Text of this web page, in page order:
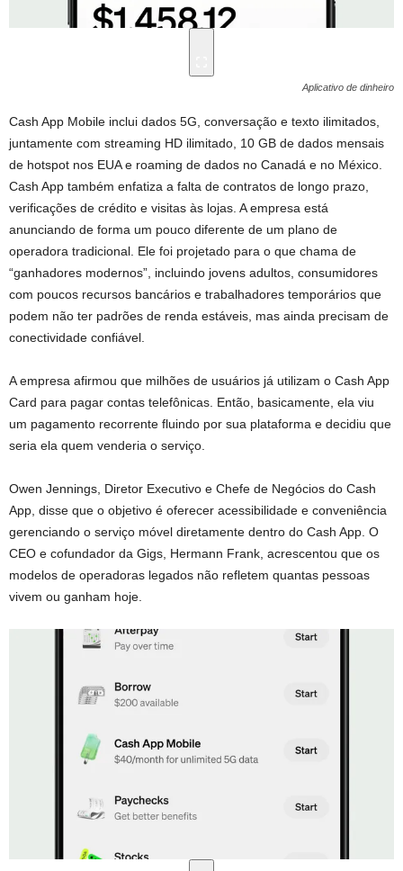
Aplicativo de dinheiro
Cash App Mobile inclui dados 5G, conversação e texto ilimitados,
juntamente com streaming HD ilimitado, 10 GB de dados mensais
de hotspot nos EUA e roaming de dados no Canadá e no México.
Cash App também enfatiza a falta de contratos de longo prazo,
verificações de crédito e visitas às lojas. A empresa está
anunciando de forma um pouco diferente de um plano de
operadora tradicional. Ele foi projetado para o que chama de
“ganhadores modernos”, incluindo jovens adultos, consumidores
com poucos recursos bancários e trabalhadores temporários que
podem não ter padrões de renda estáveis, mas ainda precisam de
conectividade confiável.
A empresa afirmou que milhões de usuários já utilizam o Cash App
Card para pagar contas telefônicas. Então, basicamente, ela viu
um pagamento recorrente fluindo por sua plataforma e decidiu que
seria ela quem venderia o serviço.
Owen Jennings, Diretor Executivo e Chefe de Negócios do Cash
App, disse que o objetivo é oferecer acessibilidade e conveniência
gerenciando o serviço móvel diretamente dentro do Cash App. O
CEO e cofundador da Gigs, Hermann Frank, acrescentou que os
modelos de operadoras legados não refletem quantas pessoas
vivem ou ganham hoje.